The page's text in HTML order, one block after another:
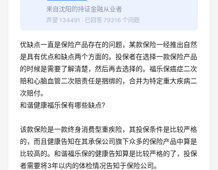
来自沈阳的持证金融从业者
声望 134491 · 已回答 79316 个问题
优缺点一直是保险产品存在的问题，某款保险一经推出自然
是具有优点和缺点两个方面的。投保者在选择一款保险产品
的时候是需要了解清楚，然后再去选择的。福乐保癌症二次
赔和心脑血管二次赔责任是捆绑的，合并为特定重大疾病二
次赔付。
和谐健康福乐保有哪些缺点?
该款保险是一款终身消费型重疾险，其投保条件是比较严格
的，而且健康告知在其承保公司旗下众多的保险产品中算是
比较高的。和谐福乐保的健康告知算是比较严格的了，投保
者需要将3年以内的体检情况告知于保险公司。